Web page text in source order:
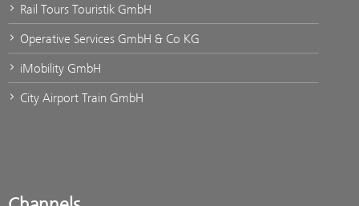
Rail Tours Touristik GmbH
Operative Services GmbH & Co KG
iMobility GmbH
City Airport Train GmbH